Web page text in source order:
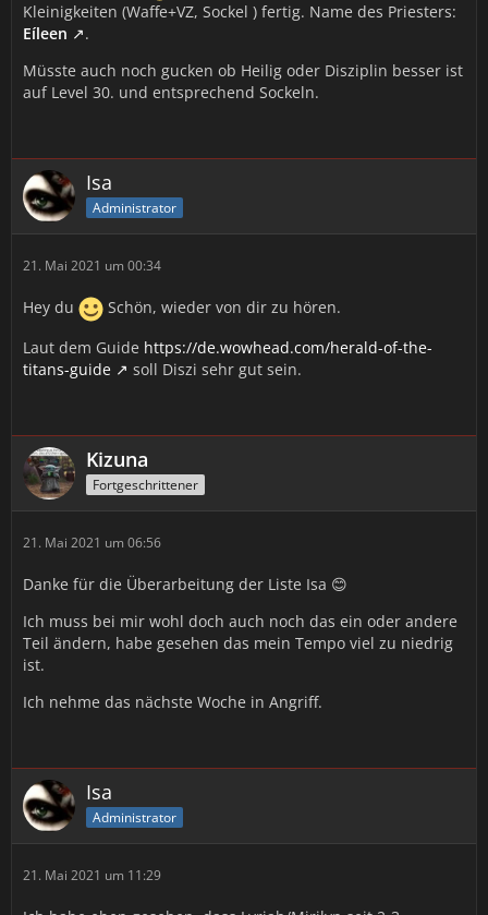
Kleinigkeiten (Waffe+VZ, Sockel ) fertig. Name des Priesters:
Eíleen
.
Müsste auch noch gucken ob Heilig oder Disziplin besser ist
auf Level 30. und entsprechend Sockeln.
Isa
Administrator
21. Mai 2021 um 00:34
Hey du
Schön, wieder von dir zu hören.
Laut dem Guide https://de.wowhead.com/herald-of-the-
titans-guide
soll Diszi sehr gut sein.
Kizuna
Fortgeschrittener
21. Mai 2021 um 06:56
Danke für die Überarbeitung der Liste Isa 😊
Ich muss bei mir wohl doch auch noch das ein oder andere
Teil ändern, habe gesehen das mein Tempo viel zu niedrig
ist.
Ich nehme das nächste Woche in Angriff.
Isa
Administrator
21. Mai 2021 um 11:29